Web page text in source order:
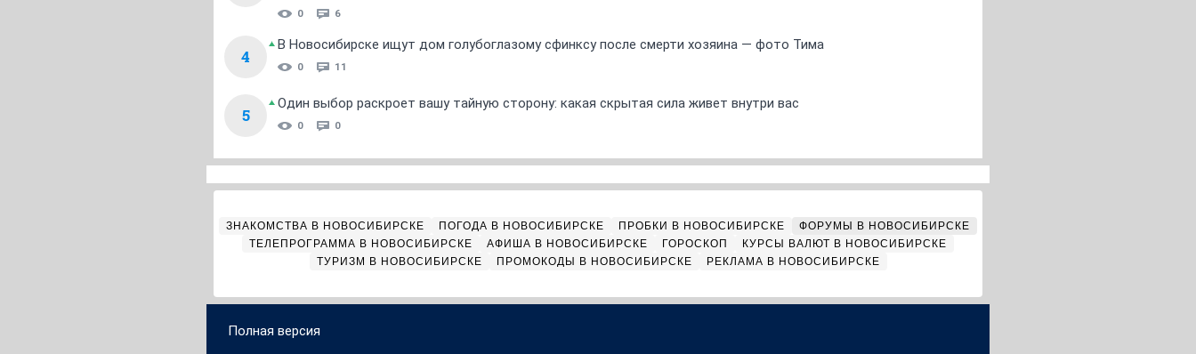
0 6
4
В Новосибирске ищут дом голубоглазому сфинксу после смерти хозяина — фото Тима
0 11
5
Один выбор раскроет вашу тайную сторону: какая скрытая сила живет внутри вас
0 0
ЗНАКОМСТВА В НОВОСИБИРСКЕ ПОГОДА В НОВОСИБИРСКЕ ПРОБКИ В НОВОСИБИРСКЕ
ФОРУМЫ В НОВОСИБИРСКЕ
ТЕЛЕПРОГРАММА В НОВОСИБИРСКЕ
АФИША В НОВОСИБИРСКЕ ГОРОСКОП
КУРСЫ ВАЛЮТ В НОВОСИБИРСКЕ
ТУРИЗМ В НОВОСИБИРСКЕ
ПРОМОКОДЫ В НОВОСИБИРСКЕ РЕКЛАМА В НОВОСИБИРСКЕ
Полная версия